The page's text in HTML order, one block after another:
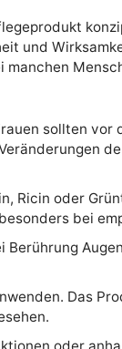
und
sollten vor
Ricin oder
bei
Berührung
Das